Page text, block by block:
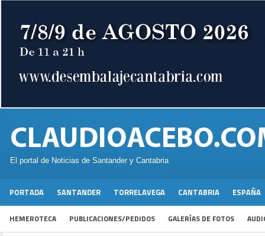
El portal de Noticias de Santander y Cantabria
PORTADA SANTANDER TORRELAVEGA CANTABRIA ESPAÑA
HEMEROTECA PUBLICACIONES/PEDIDOS GALERÍAS DE FOTOS